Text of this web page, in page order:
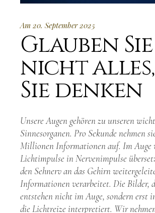
Am 20. September 2025
Glauben Sie
nicht alles,
Sie denken
Unsere Augen gehören zu unseren
Sinnesorganen. Pro Sekunde nehmen
Millionen Informationen auf. Im Auge
Lichtimpulse in Nervenimpulse
den Sehnerv an das Gehirn
Informationen verarbeitet. Die Bilder,
entstehen nicht im Auge, sondern erst
die Lichtreize interpretiert. Wir